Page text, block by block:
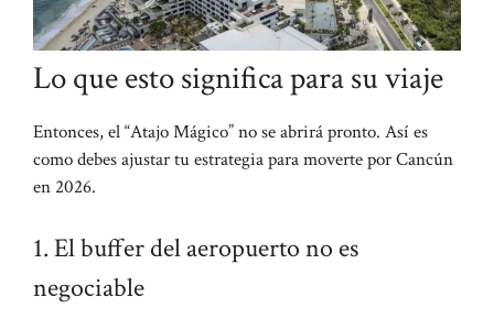
Lo que esto significa para su viaje
Entonces, el “Atajo Mágico” no se abrirá pronto. Así es
como debes ajustar tu estrategia para moverte por Cancún
en 2026.
1. El buffer del aeropuerto no es
negociable